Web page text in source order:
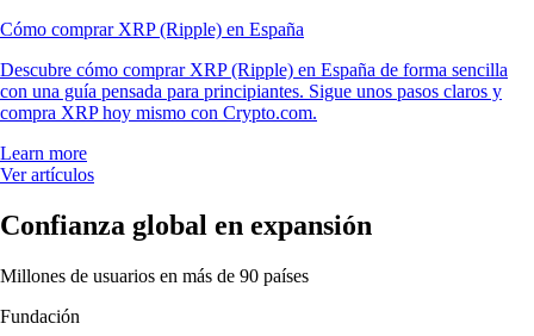
Cómo comprar XRP (Ripple) en España
Descubre cómo comprar XRP (Ripple) en España de forma sencilla
con una guía pensada para principiantes. Sigue unos pasos claros y
compra XRP hoy mismo con Crypto.com.
Learn more
Ver artículos
Confianza global en expansión
Millones de usuarios en más de 90 países
Fundación